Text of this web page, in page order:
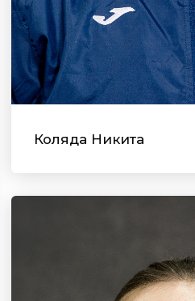
Коляда Никита